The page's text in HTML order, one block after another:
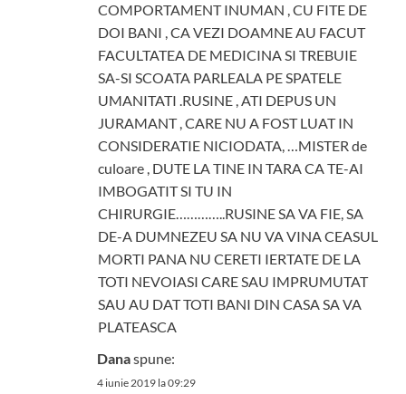
COMPORTAMENT INUMAN , CU FITE DE
DOI BANI , CA VEZI DOAMNE AU FACUT
FACULTATEA DE MEDICINA SI TREBUIE
SA-SI SCOATA PARLEALA PE SPATELE
UMANITATI .RUSINE , ATI DEPUS UN
JURAMANT , CARE NU A FOST LUAT IN
CONSIDERATIE NICIODATA, …MISTER de
culoare , DUTE LA TINE IN TARA CA TE-AI
IMBOGATIT SI TU IN
CHIRURGIE…………..RUSINE SA VA FIE, SA
DE-A DUMNEZEU SA NU VA VINA CEASUL
MORTI PANA NU CERETI IERTATE DE LA
TOTI NEVOIASI CARE SAU IMPRUMUTAT
SAU AU DAT TOTI BANI DIN CASA SA VA
PLATEASCA
Danaspune:
4 iunie 2019 la 09:29